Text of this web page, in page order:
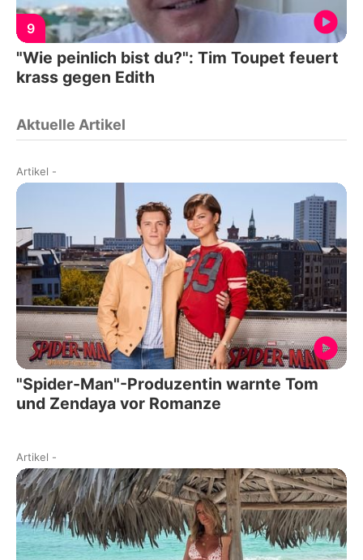
9
"Wie peinlich bist du?": Tim Toupet feuert
krass gegen Edith
Aktuelle Artikel
Artikel -
"Spider-Man"-Produzentin warnte Tom
und Zendaya vor Romanze
Artikel -